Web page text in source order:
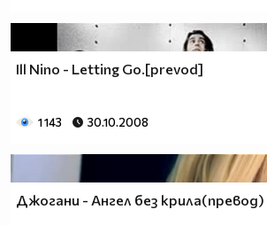
Ill Nino - Letting Go.[prevod]
1 143 30.10.2008
Джогани - Ангел без крила(превод)